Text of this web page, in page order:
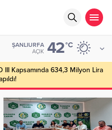
ŞANLIURFA
AÇIK 42°C
III Kapsamında 634,3 Milyon Lira